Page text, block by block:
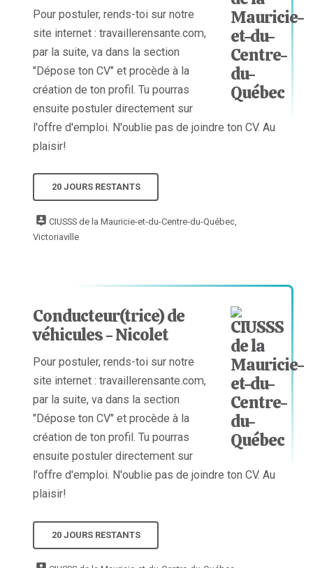
Pour postuler, rends-toi sur notre
site internet : travaillerensante.com,
par la suite, va dans la section
"Dépose ton CV" et procède à la
création de ton profil. Tu pourras
ensuite postuler directement sur
l'offre d'emploi. N'oublie pas de joindre ton CV. Au
plaisir!
20 JOURS RESTANTS
CIUSSS de la Mauricie-et-du-Centre-du-Québec,
Victoriaville
Conducteur(trice) de
véhicules - Nicolet
Pour postuler, rends-toi sur notre
site internet : travaillerensante.com,
par la suite, va dans la section
"Dépose ton CV" et procède à la
création de ton profil. Tu pourras
ensuite postuler directement sur
l'offre d'emploi. N'oublie pas de joindre ton CV. Au
plaisir!
20 JOURS RESTANTS